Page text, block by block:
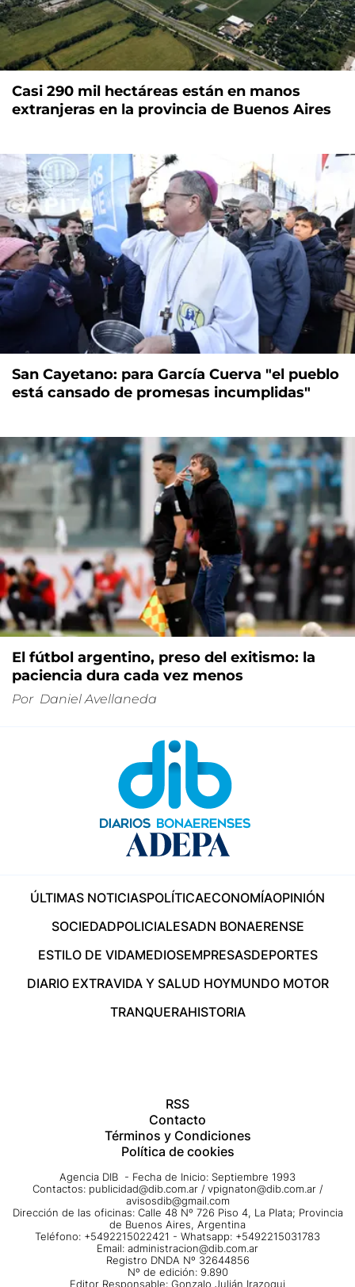
Casi 290 mil hectáreas están en manos
extranjeras en la provincia de Buenos Aires
San Cayetano: para García Cuerva "el pueblo
está cansado de promesas incumplidas"
El fútbol argentino, preso del exitismo: la
paciencia dura cada vez menos
Por Daniel Avellaneda
ÚLTIMAS NOTICIASPOLÍTICAECONOMÍAOPINIÓN
SOCIEDADPOLICIALESADN BONAERENSE
ESTILO DE VIDAMEDIOSEMPRESASDEPORTES
DIARIO EXTRAVIDA Y SALUD HOYMUNDO MOTOR
TRANQUERAHISTORIA
RSS
Contacto
Términos y Condiciones
Política de cookies
Agencia DIB - Fecha de Inicio: Septiembre 1993
Contactos: publicidad@dib.com.ar / vpignaton@dib.com.ar /
avisosdib@gmail.com
Dirección de las oficinas: Calle 48 Nº 726 Piso 4, La Plata; Provincia
de Buenos Aires, Argentina
Teléfono: +5492215022421 - Whatsapp: +5492215031783
Email: administracion@dib.com.ar
Registro DNDA Nº 32644856
Nº de edición: 9.890
Editor Responsable: Gonzalo Julián Irazoqui